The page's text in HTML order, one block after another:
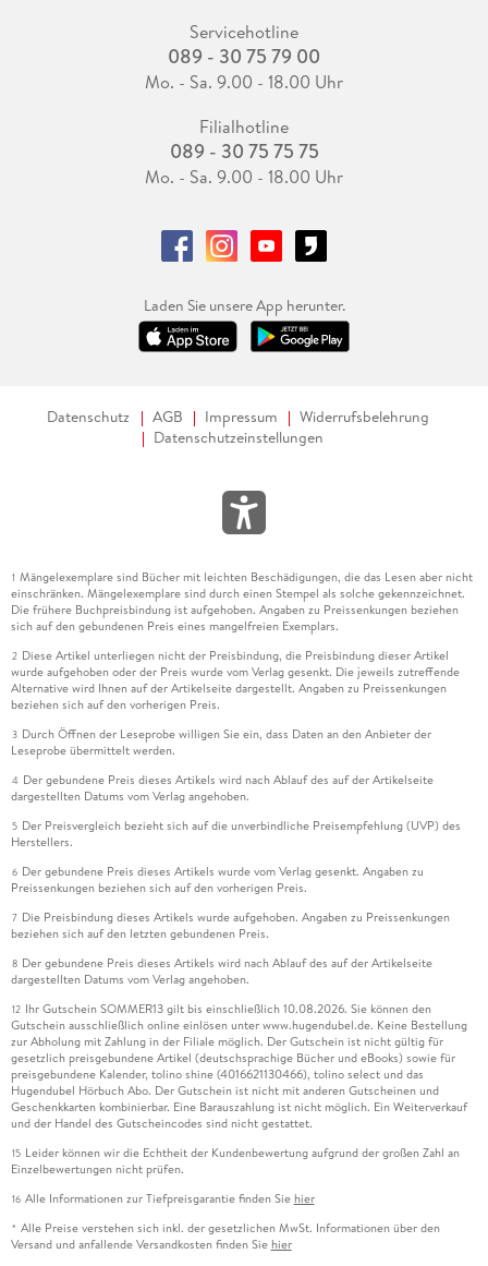
Servicehotline
089 - 30 75 79 00
Mo. - Sa. 9.00 - 18.00 Uhr
Filialhotline
089 - 30 75 75 75
Mo. - Sa. 9.00 - 18.00 Uhr
Laden Sie unsere App herunter.
Datenschutz AGB Impressum
Widerrufsbelehrung
Datenschutzeinstellungen
1 Mängelexemplare sind Bücher mit leichten Beschädigungen, die das Lesen aber nicht
einschränken. Mängelexemplare sind durch einen Stempel als solche gekennzeichnet.
Die frühere Buchpreisbindung ist aufgehoben. Angaben zu Preissenkungen beziehen
sich auf den gebundenen Preis eines mangelfreien Exemplars.
2 Diese Artikel unterliegen nicht der Preisbindung, die Preisbindung dieser Artikel
wurde aufgehoben oder der Preis wurde vom Verlag gesenkt. Die jeweils zutreffende
Alternative wird Ihnen auf der Artikelseite dargestellt. Angaben zu Preissenkungen
beziehen sich auf den vorherigen Preis.
3 Durch Öffnen der Leseprobe willigen Sie ein, dass Daten an den Anbieter der
Leseprobe übermittelt werden.
4 Der gebundene Preis dieses Artikels wird nach Ablauf des auf der Artikelseite
dargestellten Datums vom Verlag angehoben.
5 Der Preisvergleich bezieht sich auf die unverbindliche Preisempfehlung (UVP) des
Herstellers.
6 Der gebundene Preis dieses Artikels wurde vom Verlag gesenkt. Angaben zu
Preissenkungen beziehen sich auf den vorherigen Preis.
7 Die Preisbindung dieses Artikels wurde aufgehoben. Angaben zu Preissenkungen
beziehen sich auf den letzten gebundenen Preis.
8 Der gebundene Preis dieses Artikels wird nach Ablauf des auf der Artikelseite
dargestellten Datums vom Verlag angehoben.
12 Ihr Gutschein SOMMER13 gilt bis einschließlich 10.08.2026. Sie können den
Gutschein ausschließlich online einlösen unter www.hugendubel.de. Keine Bestellung
zur Abholung mit Zahlung in der Filiale möglich. Der Gutschein ist nicht gültig für
gesetzlich preisgebundene Artikel (deutschsprachige Bücher und eBooks) sowie für
preisgebundene Kalender, tolino shine (4016621130466), tolino select und das
Hugendubel Hörbuch Abo. Der Gutschein ist nicht mit anderen Gutscheinen und
Geschenkkarten kombinierbar. Eine Barauszahlung ist nicht möglich. Ein Weiterverkauf
und der Handel des Gutscheincodes sind nicht gestattet.
15 Leider können wir die Echtheit der Kundenbewertung aufgrund der großen Zahl an
Einzelbewertungen nicht prüfen.
16 Alle Informationen zur Tiefpreisgarantie finden Sie hier
* Alle Preise verstehen sich inkl. der gesetzlichen MwSt. Informationen über den
Versand und anfallende Versandkosten finden Sie hier